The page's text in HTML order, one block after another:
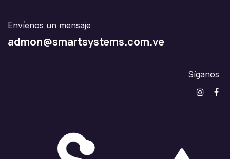
Envíenos un mensaje
admon@smartsystems.com.ve
Síganos